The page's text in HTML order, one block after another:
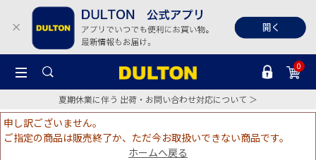
0
夏期休業に伴う 出荷・お問い合わせ対応について ＞
申し訳ございません。
ご指定の商品は販売終了か、ただ今お取扱いできない商品です。
ホームへ戻る